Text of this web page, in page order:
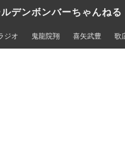
デンボンバーちゃんねる
ジオ 鬼龍院翔 喜矢武豊 歌